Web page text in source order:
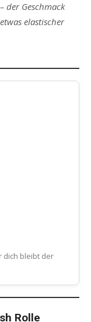
der Geschmack
elastischer
dich bleibt der
Rolle